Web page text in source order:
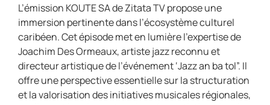
L’émission KOUTE SA de Zitata TV propose une
immersion pertinente dans l’écosystème culturel
caribéen. Cet épisode met en lumière l’expertise de
Joachim Des Ormeaux, artiste jazz reconnu et
directeur artistique de l’événement ‘Jazz an ba tol”. Il
offre une perspective essentielle sur la structuration
et la valorisation des initiatives musicales régionales,